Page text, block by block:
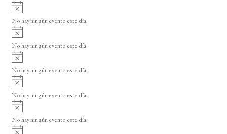
A
v
i
o
No hay ningún evento este día.
A
v
i
o
No hay ningún evento este día.
A
v
i
o
No hay ningún evento este día.
A
v
i
o
No hay ningún evento este día.
A
v
i
No hay ningún evento este día.
A